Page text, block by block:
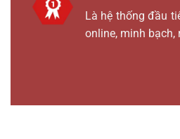
Là hệ thống đầu
online, minh bạch,